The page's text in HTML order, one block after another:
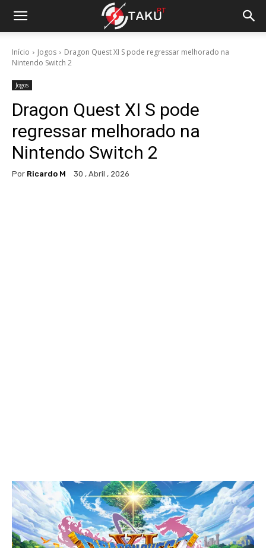
Início Jogos
Dragon Quest XI S pode regressar melhorado na
Nintendo Switch 2
Jogos
Dragon Quest XI S pode
regressar melhorado na
Nintendo Switch 2
Por Ricardo M 30 , Abril , 2026